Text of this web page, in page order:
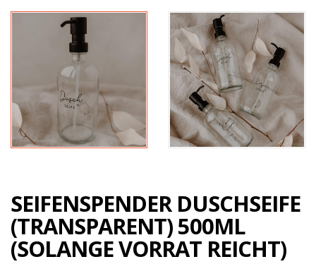
SEIFENSPENDER DUSCHSEIFE
(TRANSPARENT) 500ML
(SOLANGE VORRAT REICHT)